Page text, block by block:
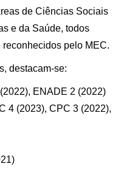
de Ciências Sociais
e da Saúde, todos
pelo MEC.
destacam-se:
ENADE 2 (2022)
4 (2023), CPC 3 (2022),